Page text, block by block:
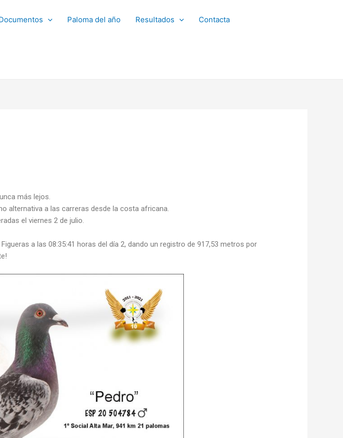
Paloma del año Resultados Contacta
más lejos.
alternativa a las carreras desde la costa africana.
el viernes 2 de julio.
a las 08:35:41 horas del día 2, dando un registro de 917,53 metros por